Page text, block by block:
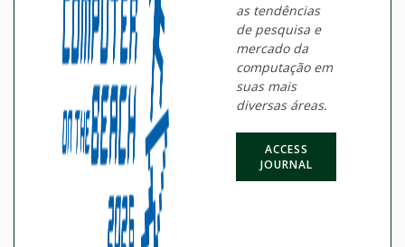
as tendências
de pesquisa e
mercado da
computação em
suas mais
diversas áreas.
ACCESS
JOURNAL